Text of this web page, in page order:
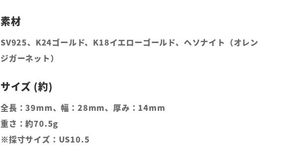
SV925、K24ゴールド、K18イエローゴールド、ヘソナイト（オレン
ジガーネット）
全長：39mm、幅：28mm、厚み：14mm
重さ：約70.5g
※採寸サイズ：US10.5